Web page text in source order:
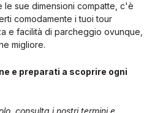
le sue dimensioni compatte, c'è
comodamente i tuoi tour
e facilità di parcheggio ovunque,
migliore.
e preparati a scoprire ogni
consulta i nostritermini e